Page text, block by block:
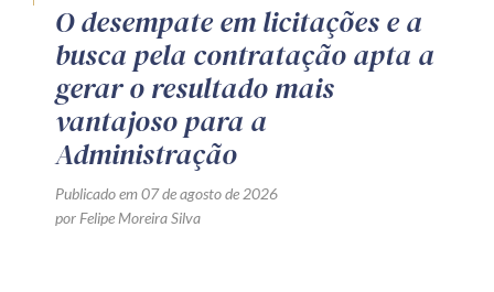
O desempate em licitações e a
busca pela contratação apta a
gerar o resultado mais
vantajoso para a
Administração
Publicado em 07 de agosto de 2026
por Felipe Moreira Silva